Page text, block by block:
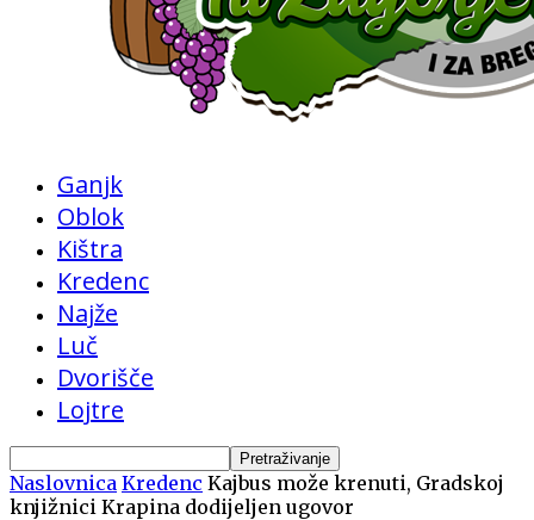
Ganjk
Oblok
Kištra
Kredenc
Najže
Luč
Dvorišče
Lojtre
Naslovnica Kredenc Kajbus može krenuti, Gradskoj
knjižnici Krapina dodijeljen ugovor